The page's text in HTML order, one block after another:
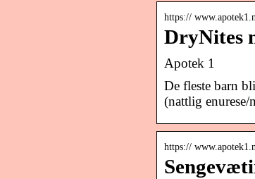
https://
DryNites
Apotek 1
De fleste barn
(nattlig
https://